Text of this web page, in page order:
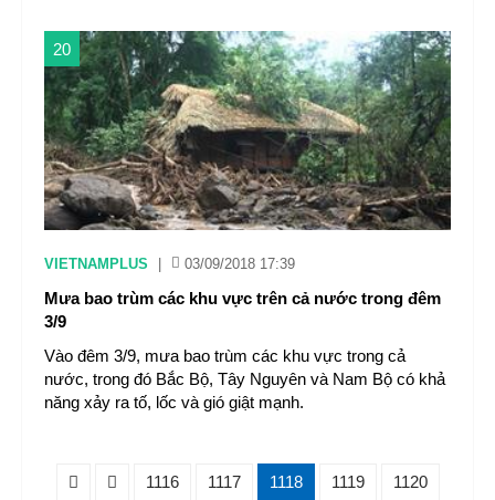
20
VIETNAMPLUS 03/09/2018 17:39
Mưa bao trùm các khu vực trên cả nước trong đêm
3/9
Vào đêm 3/9, mưa bao trùm các khu vực trong cả
nước, trong đó Bắc Bộ, Tây Nguyên và Nam Bộ có khả
năng xảy ra tố, lốc và gió giật mạnh.
1116 1117 1118 1119 1120